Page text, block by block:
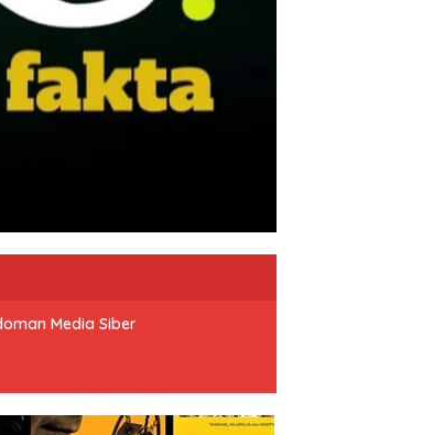
Media Siber